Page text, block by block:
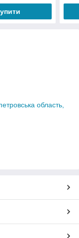
область,